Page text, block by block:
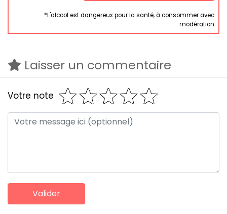
*L'alcool est dangereux pour la santé, à consommer avec
modération
Laisser un commentaire
Votre note